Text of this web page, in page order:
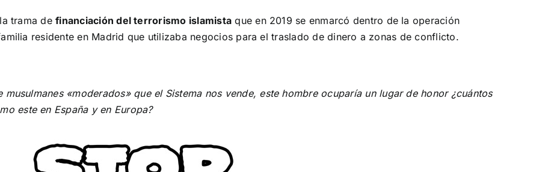
la trama definanciación del terrorismo islamista que en 2019 se enmarcó dentro de la operación
residente en Madrid que utilizaba negocios para el traslado de dinero a zonas de conflicto.
«moderados» que el Sistema nos vende, este hombre ocuparía un lugar de honor ¿cuántos
este en España y en Europa?